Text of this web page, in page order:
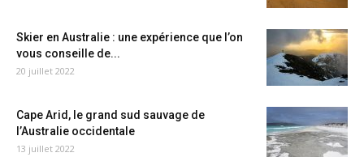
Skier en Australie : une expérience que l’on
vous conseille de...
20 juillet 2022
Cape Arid, le grand sud sauvage de
l’Australie occidentale
13 juillet 2022